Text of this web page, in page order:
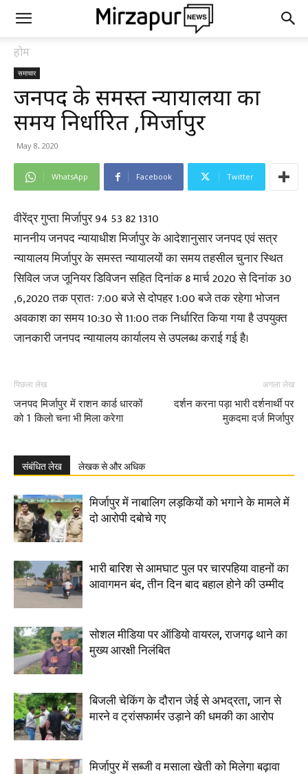
होम
समाचार
जनपद के समस्त न्यायालयों का
समय निर्धारित ,मिर्जापुर
May 8, 2020
WhatsApp Facebook Twitter
वीरेंद्र गुप्ता मिर्जापुर 94 53 82 1310
माननीय जनपद न्यायाधीश मिर्जापुर के आदेशानुसार जनपद एवं सत्र
न्यायालय मिर्जापुर के समस्त न्यायालयों का समय तहसील चुनार स्थित
सिविल जज जूनियर डिविजन सहित दिनांक 8 मार्च 2020 से दिनांक 30
,6,2020 तक प्रातः 7:00 बजे से दोपहर 1:00 बजे तक रहेगा भोजन
अवकाश का समय 10:30 से 11:00 तक निर्धारित किया गया है उपयुक्त
जानकारी जनपद न्यायालय कार्यालय से उपलब्ध कराई गई है।
पिछला लेख
जनपद मिर्जापुर में राशन कार्ड धारकों
को 1 किलो चना भी मिला करेगा
अगला लेख
दर्शन करना पड़ा भारी दर्शनार्थी पर
मुकदमा दर्ज मिर्जापुर
संबंधित लेख लेखक से और अधिक
मिर्जापुर में नाबालिग लड़कियों को भगाने के मामले में
दो आरोपी दबोचे गए
भारी बारिश से आमघाट पुल पर चारपहिया वाहनों का
आवागमन बंद, तीन दिन बाद बहाल होने की उम्मीद
सोशल मीडिया पर ऑडियो वायरल, राजगढ़ थाने का
मुख्य आरक्षी निलंबित
बिजली चेकिंग के दौरान जेई से अभद्रता, जान से
मारने व ट्रांसफार्मर उड़ाने की धमकी का आरोप
मिर्जापुर में सब्जी व मसाला खेती को मिलेगा बढ़ावा